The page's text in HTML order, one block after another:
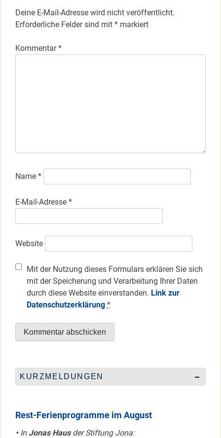
Deine E-Mail-Adresse wird nicht veröffentlicht.
Erforderliche Felder sind mit * markiert
Kommentar*
Name *
E-Mail-Adresse *
Website
Mit der Nutzung dieses Formulars erklären Sie sich
mit der Speicherung und Verarbeitung Ihrer Daten
durch diese Website einverstanden. Link zur
Datenschutzerklärung *
KURZMELDUNGEN
Rest-Ferienprogramme im August
•InJonas Hausder Stiftung Jona: